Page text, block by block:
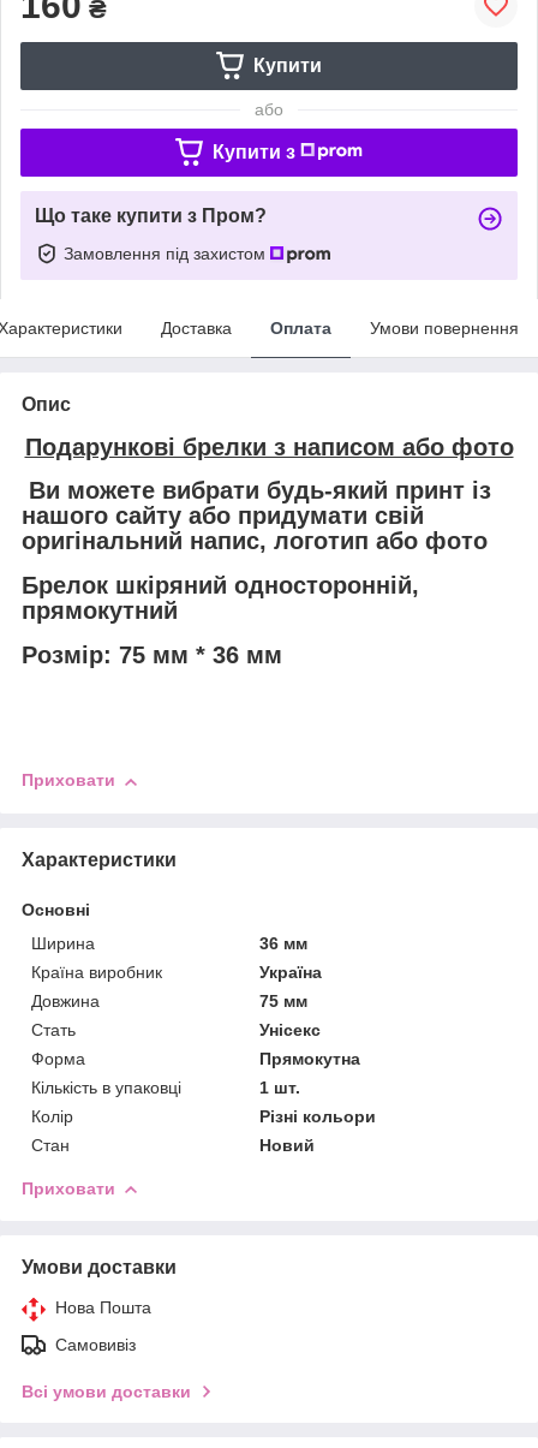
₴
Купити
або
Купити з
Що таке купити з Пром?
Замовлення під захистом
Доставка Оплата Умови повернення
Опис
Подарункові брелки з написом або фото
Ви можете вибрати будь-який принт із
нашого сайту або придумати свій
оригінальний напис, логотип або фото
Брелок шкіряний односторонній,
прямокутний
Розмір: 75 мм * 36 мм
Приховати
Характеристики
Основні
Ширина
36 мм
Країна виробник
Україна
Довжина
75 мм
Стать
Унісекс
Форма
Прямокутна
Кількість в упаковці
1 шт.
Колір
Різні кольори
Стан
Новий
Приховати
Умови доставки
Нова Пошта
Самовивіз
Всі умови доставки